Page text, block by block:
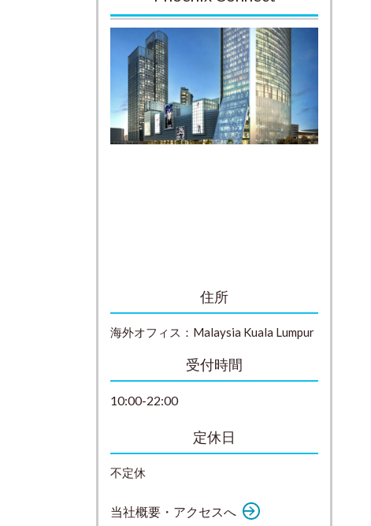
住所
海外オフィス： Malaysia Kuala Lumpur
受付時間
10:00-22:00
定休日
不定休
当社概要・アクセスへ